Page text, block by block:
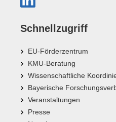
Schnellzugriff
EU-Förderzentrum
KMU-Beratung
Wissenschaftliche
Bayerische
Veranstaltungen
Presse